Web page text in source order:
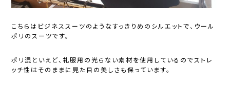
こちらはビジネススーツのようなすっきりめのシルエットで、ウール
ポリのスーツです。
ポリ混といえど、礼服用の光らない素材を使用しているのでストレ
ッチ性はそのままに見た目の美しさも保っています。